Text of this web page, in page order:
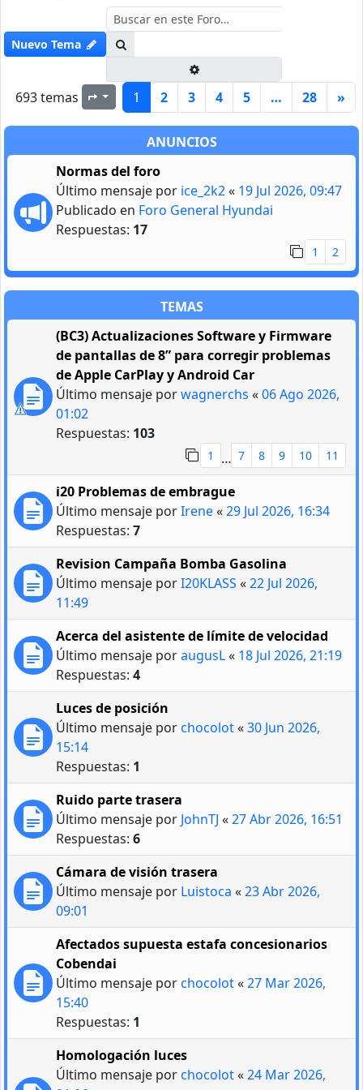
Nuevo Tema
693 temas Página1 de28
1 2 3 4 5 … 28 »
ANUNCIOS
Normas del foro
Último mensaje por ice_2k2« 19 Jul 2026, 09:47
Publicado en Foro General Hyundai
Respuestas: 17
1 2
TEMAS
(BC3) Actualizaciones Software y Firmware
de pantallas de 8” para corregir problemas
de Apple CarPlay y Android Car
Último mensaje porwagnerchs «06 Ago 2026,
01:02
Respuestas: 103
1 … 7 8 9 10 11
i20 Problemas de embrague
Último mensaje porIrene«29 Jul 2026, 16:34
Respuestas: 7
Revision Campaña Bomba Gasolina
Último mensaje porI20KLASS «22 Jul 2026,
11:49
Acerca del asistente de límite de velocidad
Último mensaje poraugusL« 18 Jul 2026, 21:19
Respuestas: 4
Luces de posición
Último mensaje porchocolot«30 Jun 2026,
15:14
Respuestas: 1
Ruido parte trasera
Último mensaje por JohnTJ «27 Abr 2026, 16:51
Respuestas: 6
Cámara de visión trasera
Último mensaje por Luistoca «23 Abr 2026,
09:01
Afectados supuesta estafa concesionarios
Cobendai
Último mensaje porchocolot«27 Mar 2026,
15:40
Respuestas: 1
Homologación luces
Último mensaje porchocolot«24 Mar 2026,